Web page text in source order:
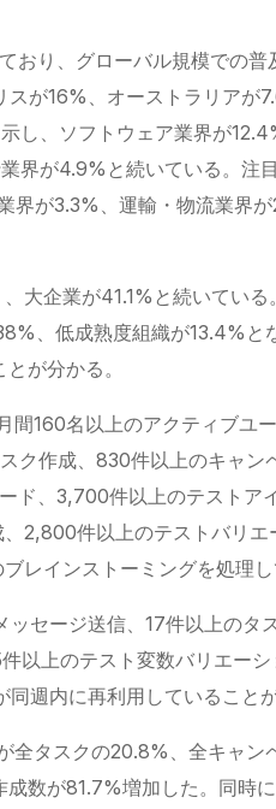
おり、グローバル規模での普
が16%、オーストラリアが
し、ソフトウェア業界が
界が4.9%と続いている。注
界が3.3%、運輸・物流業界
大企業が41.1%と続いてい
、低成熟度組織が13.4%と
が分かる。
160名以上のアクティブユ
ク作成、830件以上のキャン
ド、3,700件以上のテストア
2,800件以上のテストバリ
レインストーミングを処理し
セージ送信、17件以上のタ
以上のテスト変数バリエーシ
週内に再利用していることが
全タスクの20.8%、全キャン
数が81.7%増加した。同時